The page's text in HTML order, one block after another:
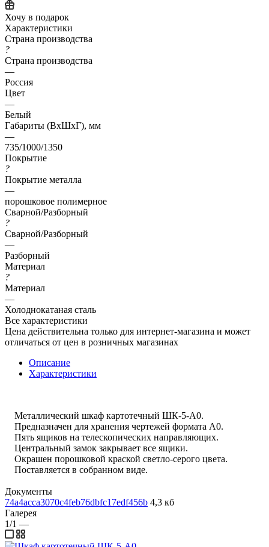
Хочу в подарок
Характеристики
Страна производства
?
Страна производства
—
Россия
Цвет
—
Белый
Габариты (ВхШхГ), мм
—
735/1000/1350
Покрытие
?
Покрытие металла
—
порошковое полимерное
Сварной/Разборный
?
Сварной/Разборный
—
Разборный
Материал
?
Материал
—
Холоднокатаная сталь
Все характеристики
Цена действительна только для интернет-магазина и может
отличаться от цен в розничных магазинах
Описание
Характеристики
Металлический шкаф картотечный ШК-5-А0.
Предназначен для хранения чертежей формата А0.
Пять ящиков на телескопических направляющих.
Центральный замок закрывает все ящики.
Окрашен порошковой краской светло-серого цвета.
Поставляется в собранном виде.
Документы
74a4acca3070c4feb76dbfc17edf456b 4,3 кб
Галерея
1/1 —